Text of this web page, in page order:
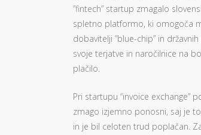
”fintech” startup zmagalo
spletno platformo, ki omogoča
dobavitelji ”blue-chip” in
svoje terjatve in naročilnice na
plačilo.
Pri startupu “invoice exchange”
zmago izjemno ponosni, saj je
in je bil celoten trud poplačan.